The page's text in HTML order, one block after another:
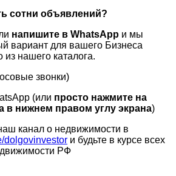
сотни объявлений?
напишите в WhatsApp и мы
вариант для вашего Бизнеса
нашего каталога.
звонки)
(или просто нажмите на
в нижнем правом углу экрана)
канал о недвижимости в
dolgovinvestor и будьте в курсе всех
РФ